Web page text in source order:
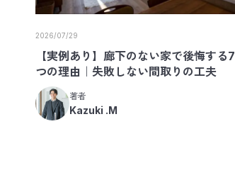
2026/07/29
【実例あり】廊下のない家で後悔する7
つの理由｜失敗しない間取りの工夫
著者
Kazuki .M